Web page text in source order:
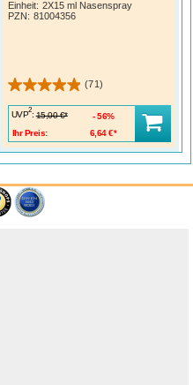
Einheit: 2X15 ml Nasenspray
PZN: 81004356
(71)
UVP
2
: 15,00 €*
Ihr Preis:
6,64 €*
56%